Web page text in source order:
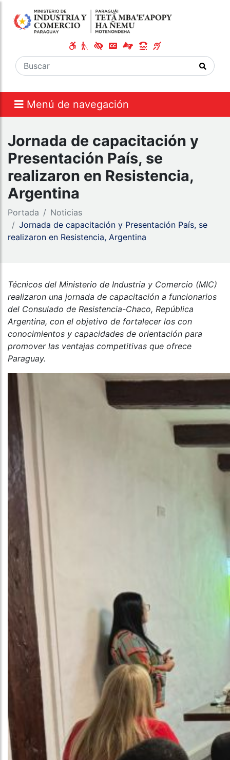
Menú de navegación
Jornada de capacitación y
Presentación País, se
realizaron en Resistencia,
Argentina
Portada
Noticias
Jornada de capacitación y Presentación País, se
realizaron en Resistencia, Argentina
Técnicos del Ministerio de Industria y Comercio (MIC)
realizaron una jornada de capacitación a funcionarios
del Consulado de Resistencia-Chaco, República
Argentina, con el objetivo de fortalecer los con
conocimientos y capacidades de orientación para
promover las ventajas competitivas que ofrece
Paraguay.